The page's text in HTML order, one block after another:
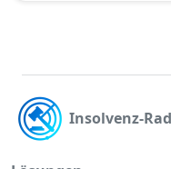
Insolvenz-